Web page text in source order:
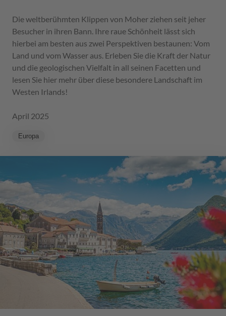
Die weltberühmten Klippen von Moher ziehen seit jeher
Besucher in ihren Bann. Ihre raue Schönheit lässt sich
hierbei am besten aus zwei Perspektiven bestaunen: Vom
Land und vom Wasser aus. Erleben Sie die Kraft der Natur
und die geologischen Vielfalt in all seinen Facetten und
lesen Sie hier mehr über diese besondere Landschaft im
Westen Irlands!
April 2025
Europa